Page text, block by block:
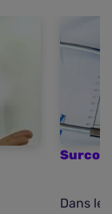
Dans le